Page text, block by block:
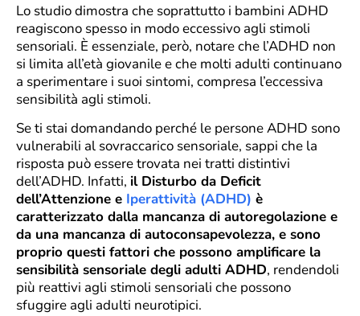
Lo studio dimostra che soprattutto i bambini ADHD
reagiscono spesso in modo eccessivo agli stimoli
sensoriali. È essenziale, però, notare che l’ADHD non
si limita all’età giovanile e che molti adulti continuano
a sperimentare i suoi sintomi, compresa l’eccessiva
sensibilità agli stimoli.
Se ti stai domandando perché le persone ADHD sono
vulnerabili al sovraccarico sensoriale, sappi che la
risposta può essere trovata nei tratti distintivi
dell’ADHD. Infatti, il Disturbo da Deficit
dell’Attenzione e Iperattività (ADHD) è
caratterizzato dalla mancanza di autoregolazione e
da una mancanza di autoconsapevolezza, e sono
proprio questi fattori che possono amplificare la
sensibilità sensoriale degli adulti ADHD, rendendoli
più reattivi agli stimoli sensoriali che possono
sfuggire agli adulti neurotipici.